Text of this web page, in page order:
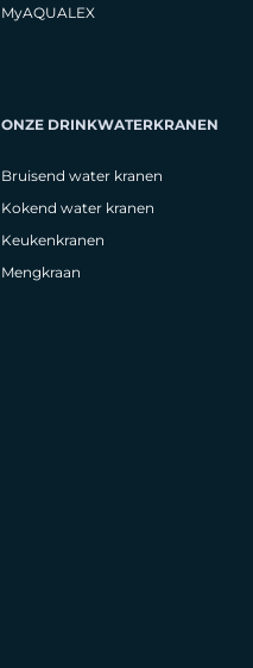
MyAQUALEX
ONZE DRINKWATERKRANEN
Bruisend water kranen
Kokend water kranen
Keukenkranen
Mengkraan